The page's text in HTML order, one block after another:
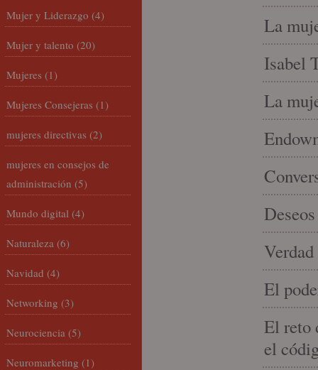
La
Isabel
La
El
El reto
el
Mujer y Liderazgo (4)
Mujer y talento (20)
Mujeres (1)
Mujeres Consejeras (1)
mujeres directivas (2)
mujeres en consejos de
administración (5)
Mundo digital (4)
Naturaleza (6)
Navidad (4)
Networking (3)
Neurociencia (5)
Neuromarketing (1)